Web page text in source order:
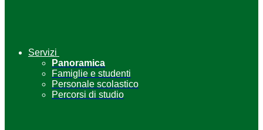
Servizi
Panoramica
Famiglie e studenti
Personale scolastico
Percorsi di studio